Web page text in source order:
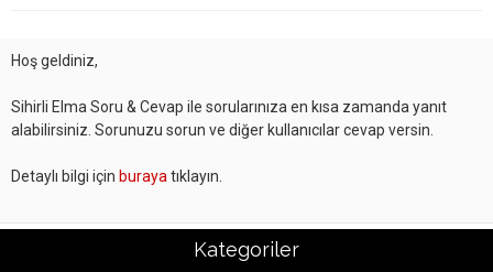
Hoş geldiniz,
Sihirli Elma Soru & Cevap ile sorularınıza en kısa zamanda yanıt
alabilirsiniz. Sorunuzu sorun ve diğer kullanıcılar cevap versin.
Detaylı bilgi için buraya tıklayın.
Kategoriler